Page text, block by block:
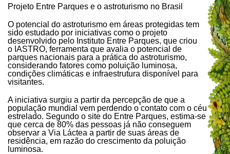
Projeto Entre Parques e o astroturismo no Brasil
O potencial do astroturismo em áreas protegidas tem
sido estudado por iniciativas como o projeto
desenvolvido pelo Instituto Entre Parques, que criou
o IASTRO, ferramenta que avalia o potencial de
parques nacionais para a prática do astroturismo,
considerando fatores como poluição luminosa,
condições climáticas e infraestrutura disponível para
visitantes.
A iniciativa surgiu a partir da percepção de que a
população mundial vem perdendo o contato com o céu
estrelado. Segundo o site do Entre Parques, estima-se
que cerca de 80% das pessoas já não conseguem
observar a Via Láctea a partir de suas áreas de
residência, em razão do crescimento da poluição
luminosa.